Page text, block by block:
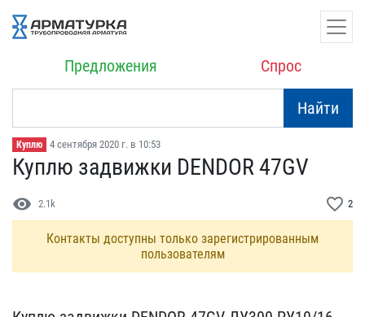
Предложения Спрос
Найти
Куплю 4 сентября 2020 г. в 10:53
Куплю задвижки DENDOR 47​GV
visibility 2.1k favorite_border 2
Контакты доступны только зарегистрированным
пользователям